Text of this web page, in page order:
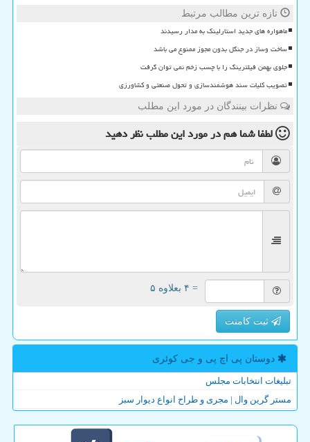
تازه ترین مطالب مرتبط
ماهواره های جدید استارلینک به مدار رسیدند
ساخت وساز در جنگل بدون مجوز ممنوع می باشد
جلوی بهمن فیلترینگ را با چسب زخم نمی توان گرفت
تصویب کلیات سند هوشمندسازی و تحول صنعتی و کشاورزی
نظرات بینندگان در مورد این مطلب
لطفا شما همدر مورد این مطلبنظر دهید
= ۴ بعلاوه ۵
ثبت کامنت
دوستان پی اچ پی و جی كوئری
تبلیغات انتخابات مجلس
مستر گرین وال | مجری و طراح انواع دیوار سبز